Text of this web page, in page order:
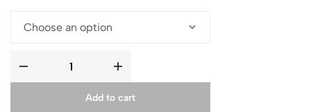
Add to cart